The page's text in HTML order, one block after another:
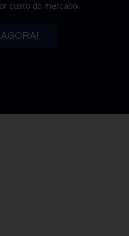
custo do mercado.